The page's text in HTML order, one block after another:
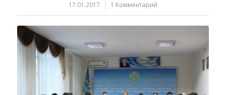
17.01.2017
/ 1 Комментарий